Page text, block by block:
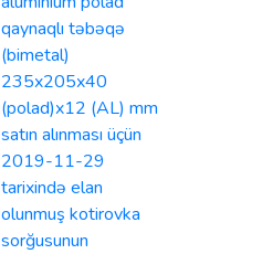
qaynaqlı təbəqə
(bimetal)
235x205x40
(polad)x12 (AL) mm
satın alınması üçün
2019-11-29
tarixində elan
olunmuş kotirovka
sorğusunun